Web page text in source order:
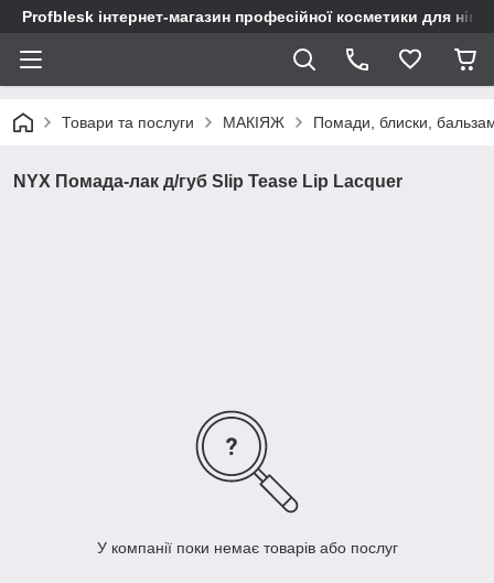
Profblesk інтернет-магазин професійної косметики для
Товари та послуги МАКІЯЖ Помади, блиски,
NYX Помада-лак д/губ Slip Tease Lip Lacquer
У компанії поки немає товарів або послуг